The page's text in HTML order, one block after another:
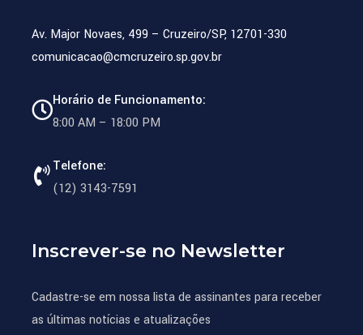
Av. Major Novaes, 499 – Cruzeiro/SP, 12701-330
comunicacao@cmcruzeiro.sp.gov.br
Horário de Funcionamento:
8:00 AM – 18:00 PM
Telefone:
(12) 3143-7591
Inscrever-se no Newsletter
Cadastre-se em nossa lista de assinantes para receber
as últimas notícias e atualizações